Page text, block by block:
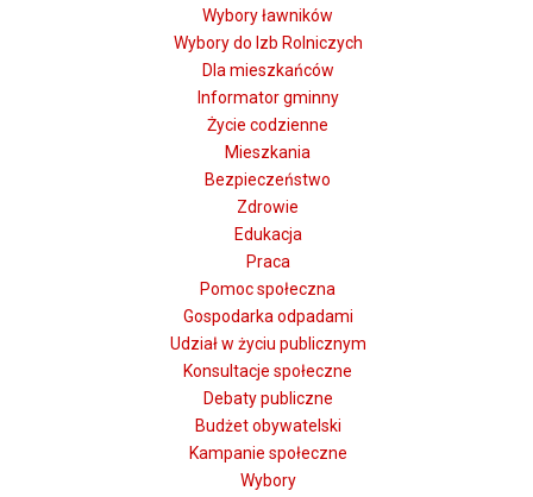
Wybory ławników
Wybory do Izb Rolniczych
Dla mieszkańców
Informator gminny
Życie codzienne
Mieszkania
Bezpieczeństwo
Zdrowie
Edukacja
Praca
Pomoc społeczna
Gospodarka odpadami
Udział w życiu publicznym
Konsultacje społeczne
Debaty publiczne
Budżet obywatelski
Kampanie społeczne
Wybory